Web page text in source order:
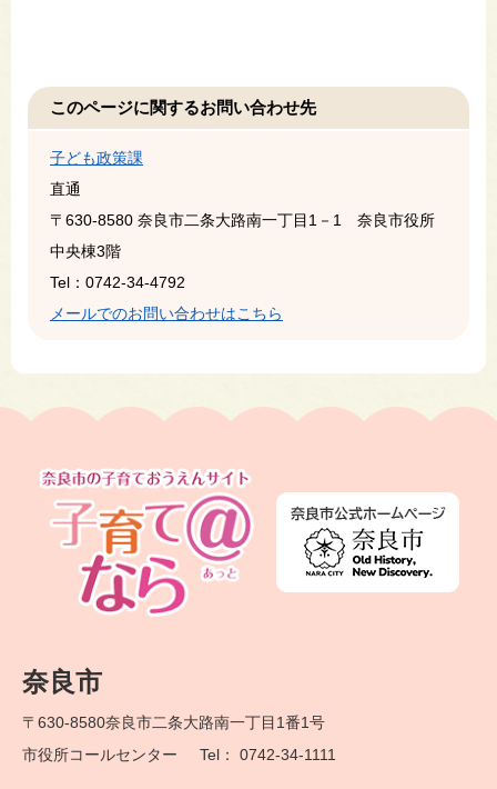
このページに関するお問い合わせ先
子ども政策課
直通
〒630-8580 奈良市二条大路南一丁目1－1 奈良市役所
中央棟3階
Tel：0742-34-4792
メールでのお問い合わせはこちら
奈良市
〒630-8580奈良市二条大路南一丁目1番1号
市役所コールセンター
Tel： 0742-34-1111